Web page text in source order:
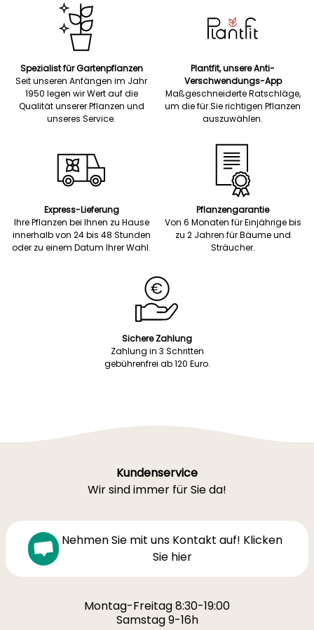
Spezialist für Gartenpflanzen
Seit unseren Anfängen im Jahr
1950 legen wir Wert auf die
Qualität unserer Pflanzen und
unseres Service.
Plantfit, unsere Anti-
Verschwendungs-App
Maßgeschneiderte Ratschläge,
um die für Sie richtigen Pflanzen
auszuwählen.
Express-Lieferung
Ihre Pflanzen bei Ihnen zu Hause
innerhalb von 24 bis 48 Stunden
oder zu einem Datum Ihrer Wahl.
Pflanzengarantie
Von 6 Monaten für Einjährige bis
zu 2 Jahren für Bäume und
Sträucher.
Sichere Zahlung
Zahlung in 3 Schritten
gebührenfrei ab 120 Euro.
Kundenservice
Wir sind immer für Sie da!
Nehmen Sie mit uns Kontakt auf! Klicken
Sie hier
Montag-Freitag 8:30-19:00
Samstag 9-16h